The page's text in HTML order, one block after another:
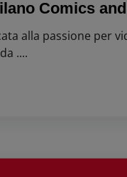
Comics
alla passione per
....